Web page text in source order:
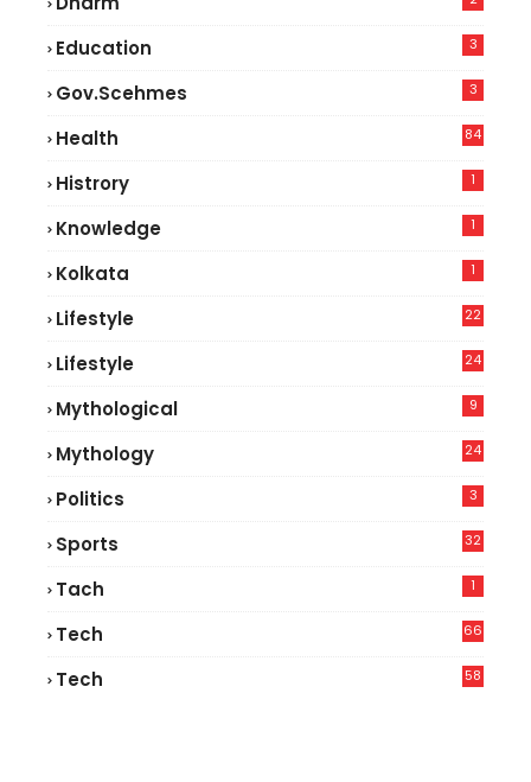
Education 3
Gov.scehmes 3
Health
84
Histrory 1
Knowledge 1
Kolkata 1
Lifestyle
22
Lifestyle
24
Mythological 9
Mythology 24
Politics 3
Sports 32
Tach 1
Tech
66
Tech
58